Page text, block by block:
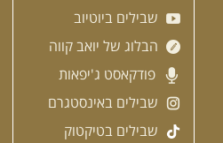
שבילים ביוטיוב
הבלוג של יואב קווה
פודקאסט ג'יפאות
שבילים באינסטגרם
שבילים בטיקטוק